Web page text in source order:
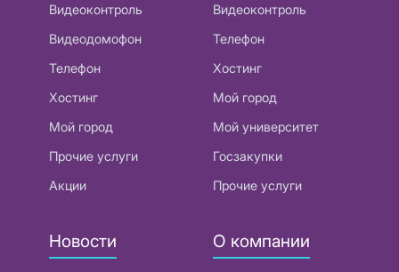
Видеоконтроль
Видеодомофон
Телефон
Хостинг
Мой город
Прочие услуги
Акции
Видеоконтроль
Телефон
Хостинг
Мой город
Мой университет
Госзакупки
Прочие услуги
Новости О компании